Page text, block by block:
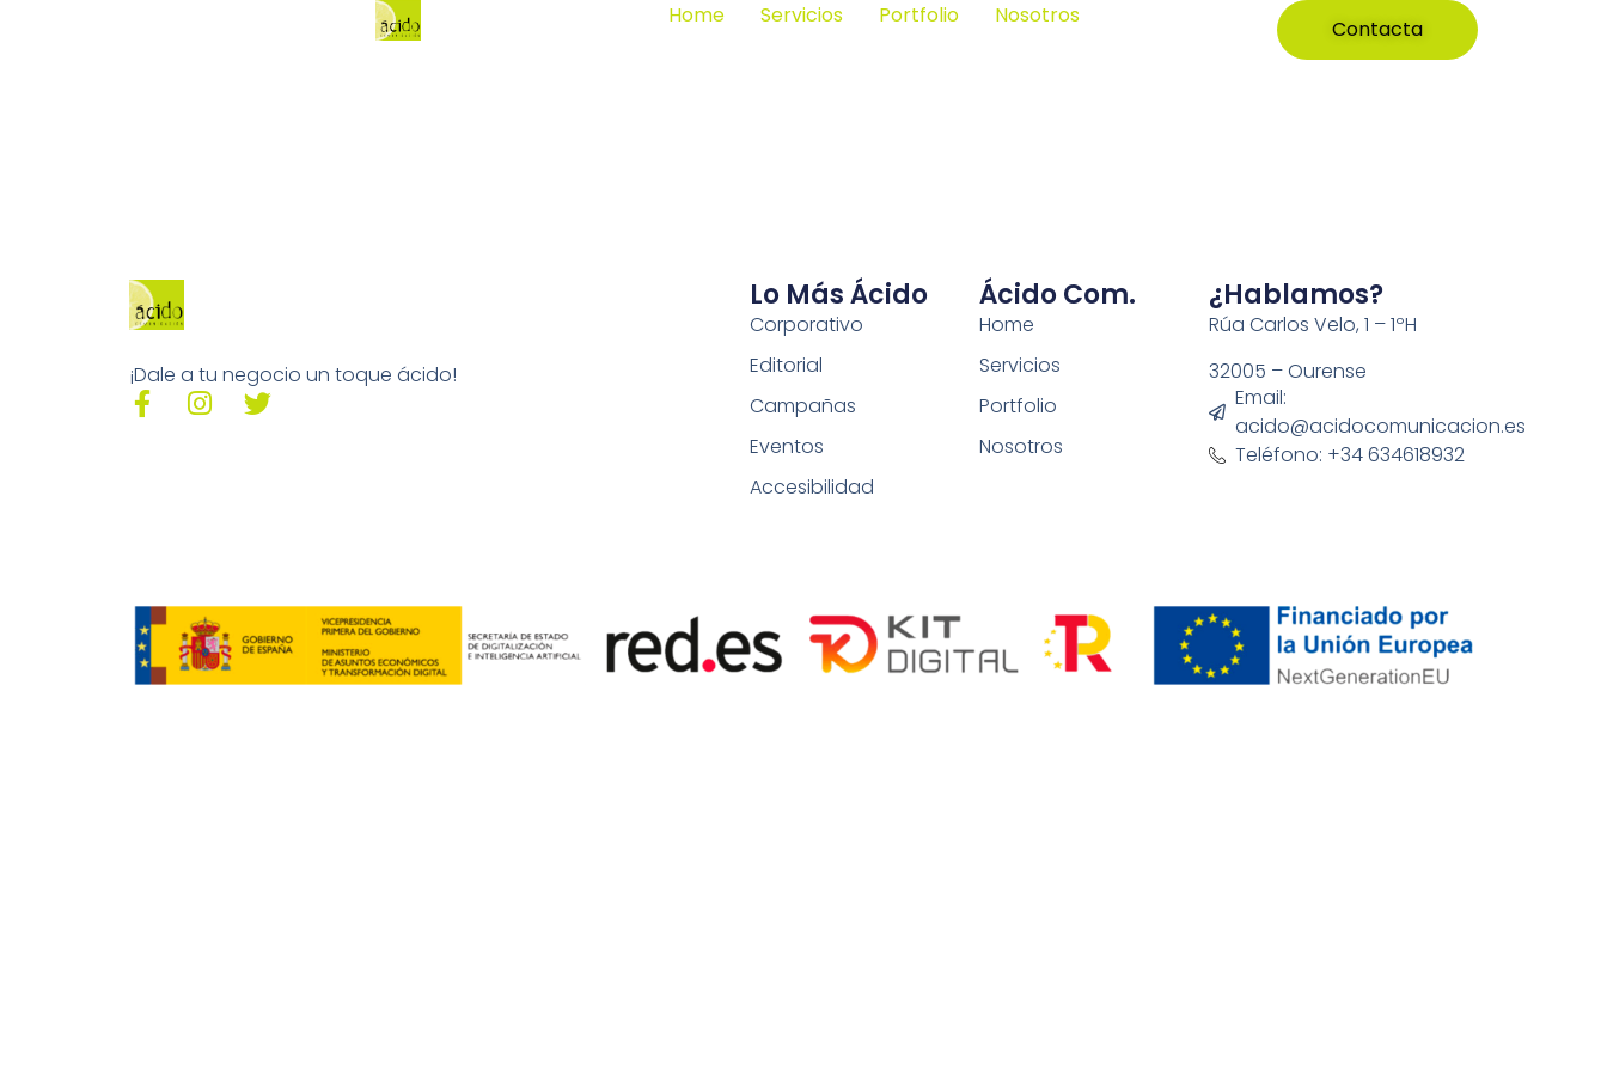
Home Servicios Portfolio Nosotros
Contacta
¡Dale a tu negocio un toque ácido!
Lo Más Ácido
Corporativo
Editorial
Campañas
Eventos
Accesibilidad
Ácido Com.
Home
Servicios
Portfolio
Nosotros
¿Hablamos?
Rúa Carlos Velo, 1 – 1ºH
32005 – Ourense
Email:
acido@acidocomunicacion.es
Teléfono: +34 634618932